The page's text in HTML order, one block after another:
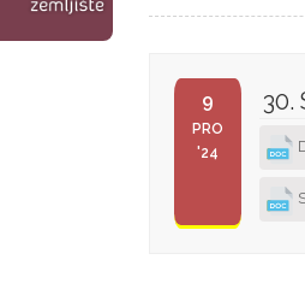
9
PRO
'24
30.